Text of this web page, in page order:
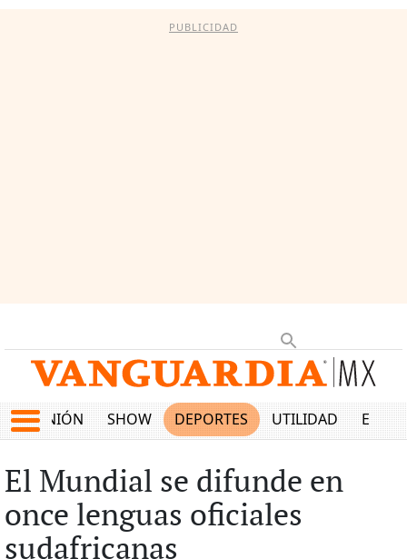
PUBLICIDAD
OPINIÓN SHOW DEPORTES UTILIDAD
El Mundial se difunde en
once lenguas oficiales
sudafricanas